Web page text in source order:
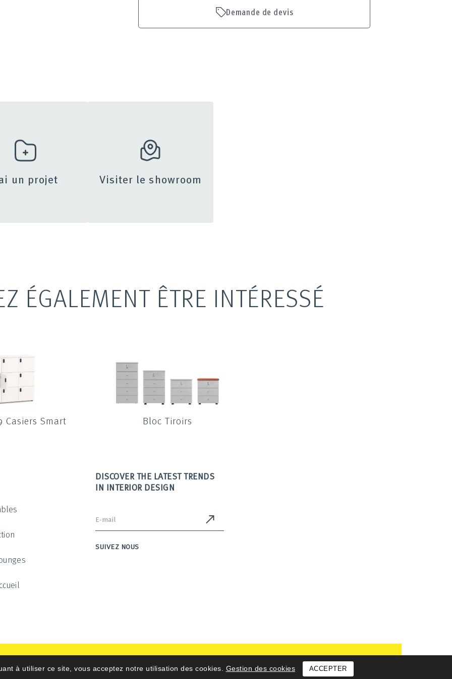
Demande de devis
un projet Visiter le showroom
ÉGALEMENT ÊTRE INTÉRESSÉ
Casiers Smart Bloc Tiroirs
DISCOVER THE LATEST TRENDS
IN INTERIOR DESIGN
SUIVEZ NOUS
à utiliser ce site, vous acceptez notre utilisation des cookies. Gestion des cookies ACCEPTER